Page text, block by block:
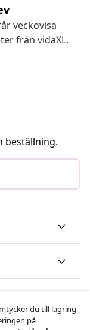
veckovisa
från vidaXL.
beställning.
du till lagring
på